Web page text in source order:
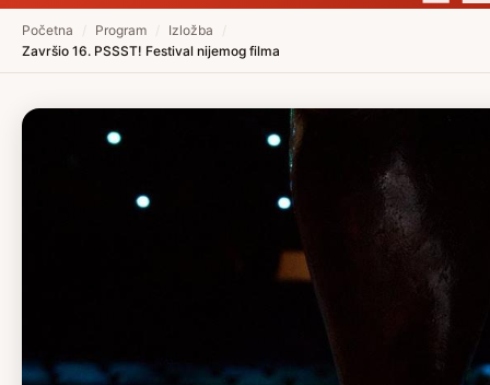
Početna Program Izložba
Završio 16. PSSST! Festival nijemog filma